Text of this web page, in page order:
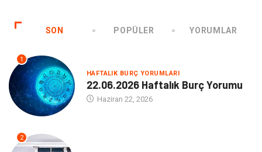
SON POPÜLER YORUMLAR
1
HAFTALIK BURÇ YORUMLARI
22.06.2026 Haftalık Burç Yorumu
Haziran 22, 2026
2